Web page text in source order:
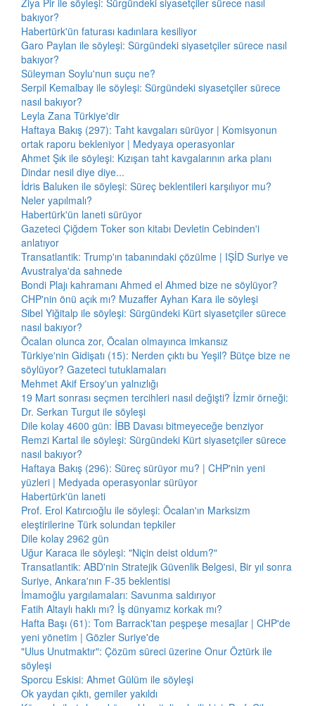
Ziya Pir ile söyleşi: Sürgündeki siyasetçiler sürece nasıl
bakıyor?
Habertürk'ün faturası kadınlara kesiliyor
Garo Paylan ile söyleşi: Sürgündeki siyasetçiler sürece nasıl
bakıyor?
Süleyman Soylu'nun suçu ne?
Serpil Kemalbay ile söyleşi: Sürgündeki siyasetçiler sürece
nasıl bakıyor?
Leyla Zana Türkiye'dir
Haftaya Bakış (297): Taht kavgaları sürüyor | Komisyonun
ortak raporu bekleniyor | Medyaya operasyonlar
Ahmet Şık ile söyleşi: Kızışan taht kavgalarının arka planı
Dindar nesil diye diye...
İdris Baluken ile söyleşi: Süreç beklentileri karşılıyor mu?
Neler yapılmalı?
Habertürk'ün laneti sürüyor
Gazeteci Çiğdem Toker son kitabı Devletin Cebinden'i
anlatıyor
Transatlantik: Trump'ın tabanındaki çözülme | IŞİD Suriye ve
Avustralya'da sahnede
Bondi Plajı kahramanı Ahmed el Ahmed bize ne söylüyor?
CHP'nin önü açık mı? Muzaffer Ayhan Kara ile söyleşi
Sibel Yiğitalp ile söyleşi: Sürgündeki Kürt siyasetçiler sürece
nasıl bakıyor?
Öcalan olunca zor, Öcalan olmayınca imkansız
Türkiye'nin Gidişatı (15): Nerden çıktı bu Yeşil? Bütçe bize ne
söylüyor? Gazeteci tutuklamaları
Mehmet Akif Ersoy'un yalnızlığı
19 Mart sonrası seçmen tercihleri nasıl değişti? İzmir örneği:
Dr. Serkan Turgut ile söyleşi
Dile kolay 4600 gün: İBB Davası bitmeyeceğe benziyor
Remzi Kartal ile söyleşi: Sürgündeki Kürt siyasetçiler sürece
nasıl bakıyor?
Haftaya Bakış (296): Süreç sürüyor mu? | CHP'nin yeni
yüzleri | Medyada operasyonlar sürüyor
Habertürk'ün laneti
Prof. Erol Katırcıoğlu ile söyleşi: Öcalan'ın Marksizm
eleştirilerine Türk solundan tepkiler
Dile kolay 2962 gün
Uğur Karaca ile söyleşi: "Niçin deist oldum?"
Transatlantik: ABD'nin Stratejik Güvenlik Belgesi, Bir yıl sonra
Suriye, Ankara'nın F-35 beklentisi
İmamoğlu yargılamaları: Savunma saldırıyor
Fatih Altaylı haklı mı? İş dünyamız korkak mı?
Hafta Başı (61): Tom Barrack'tan peşpeşe mesajlar | CHP'de
yeni yönetim | Gözler Suriye'de
"Ulus Unutmaktır": Çözüm süreci üzerine Onur Öztürk ile
söyleşi
Sporcu Eskisi: Ahmet Gülüm ile söyleşi
Ok yaydan çıktı, gemiler yakıldı